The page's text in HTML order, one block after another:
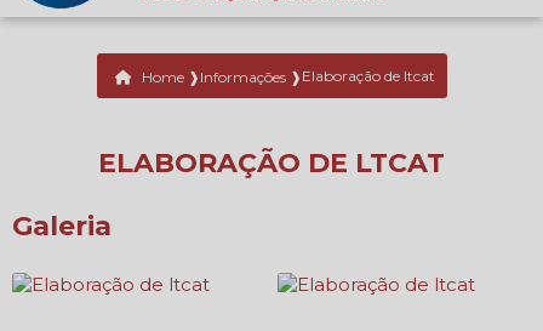
Home ❱ Informações ❱ Elaboração de ltcat
ELABORAÇÃO DE LTCAT
Galeria